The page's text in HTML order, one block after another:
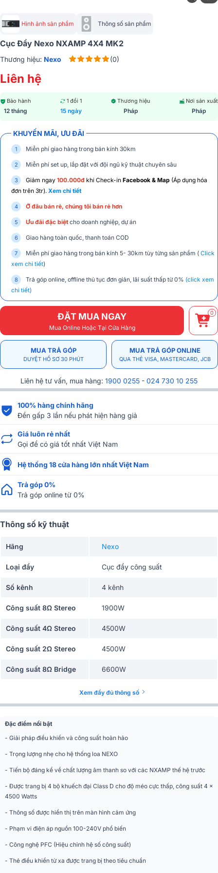
Hình ảnh sản phẩm Thông số sản phẩm
Cục Đẩy Nexo NXAMP 4X4 MK2
Thương hiệu: Nexo (0)
Liên hệ
Bảo hành
12 tháng
1 đổi 1
15 ngày
Thương hiệu
Pháp
Nơi sản xuất
Pháp
KHUYẾN MÃI, ƯU ĐÃI
Miễn phí giao hàng trong bán kính 30km
Miễn phí set up, lắp đặt với đội ngũ kỹ thuật chuyên sâu
Giảm ngay 100.000đ khi Check-in Facebook & Map (Áp dụng hóa
đơn trên 3tr). Xem chi tiết
Ở đâu bán rẻ, chúng tôi bán rẻ hơn
Ưu đãi đặc biệt cho doanh nghiệp, dự án
Giao hàng toàn quốc, thanh toán COD
Miễn phí giao hàng trong bán kính 5- 30km tùy từng sản phẩm ( Click
xem chi tiết)
Trả góp online, offline thủ tục đơn giản, lãi suất thấp từ 0% (click xem
chi tiết)
ĐẶT MUA NGAY
Mua Online Hoặc Tại Cửa Hàng
0
MUA TRẢ GÓP
DUYỆT HỒ SƠ 30 PHÚT
MUA TRẢ GÓP ONLINE
QUA THẺ VISA, MASTERCARD, JCB
Liên hệ tư vấn, mua hàng: 1900 0255 - 024 730 10 255
100% hàng chính hãng
Đền gấp 3 lần nếu phát hiện hàng giả
Giá luôn rẻ nhất
Gọi để có giá tốt nhất Việt Nam
Hệ thống 18 cửa hàng lớn nhất Việt Nam
Trả góp 0%
Trả góp online từ 0%
Thông số kỹ thuật
Hãng Nexo
Loại đẩy Cục đẩy công suất
Số kênh 4 kênh
Công suất 8Ω Stereo 1900W
Công suất 4Ω Stereo 4500W
Công suất 2Ω Stereo 4500W
Công suất 8Ω Bridge 6600W
9000W
kiện, Hội trường
Màu sắc
Đen
Chất liệu Vỏ kim loại
Độ nhạy 20 KΩ / 18dBu
Trọng lượng 24,9kg
Xem đầy đủ thông số
Đặc điểm nổi bật
- Giải pháp điều khiển và công suất hoàn hảo
- Trọng lượng nhẹ cho hệ thống loa NEXO
- Tiến bộ đáng kể về chất lượng âm thanh so với các NXAMP thế hệ trước
- Được trang bị 4 bộ khuếch đại Class D cho độ méo cực thấp, công suất 4 x
4500 Watts
- Thông số được hiển thị trên màn hình cảm ứng
- Phạm vi điện áp nguồn 100-240V phổ biến
- Công nghệ PFC (Hiệu chỉnh hệ số công suất)
- Thẻ điều khiển từ xa được trang bị theo tiêu chuẩn